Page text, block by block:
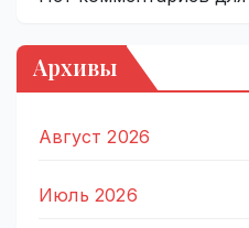
Архивы
Август 2026
Июль 2026